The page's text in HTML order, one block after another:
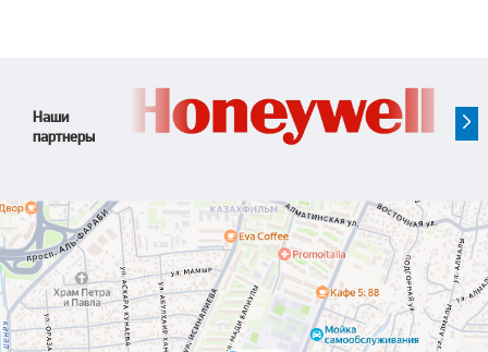
Наши
партнеры